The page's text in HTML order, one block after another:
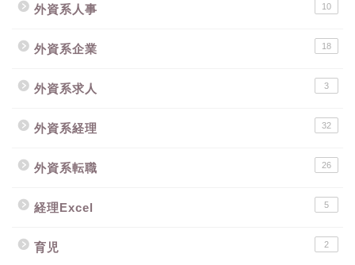
外資系人事 10
外資系企業 18
外資系求人 3
外資系経理 32
外資系転職 26
経理Excel 5
育児 2